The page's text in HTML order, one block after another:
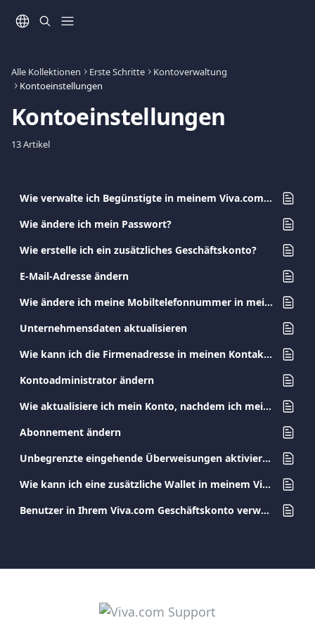
Alle Kollektionen Erste Schritte
Kontoverwaltung
Kontoeinstellungen
Kontoeinstellungen
13 Artikel
Wie verwalte ich Begünstigte in meinem Viva.com Konto?
Wie ändere ich mein Passwort?
Wie erstelle ich ein zusätzliches Geschäftskonto?
E-Mail-Adresse ändern
Wie ändere ich meine Mobiltelefonnummer in meinem Konto?
Unternehmensdaten aktualisieren
Wie kann ich die Firmenadresse in meinen Kontaktdaten ändern?
Kontoadministrator ändern
Wie aktualisiere ich mein Konto, nachdem ich mein Ausweisdokument geändert habe?
Abonnement ändern
Unbegrenzte eingehende Überweisungen aktivieren
Wie kann ich eine zusätzliche Wallet in meinem Viva.com Konto erstellen?
Benutzer in Ihrem Viva.com Geschäftskonto verwalten